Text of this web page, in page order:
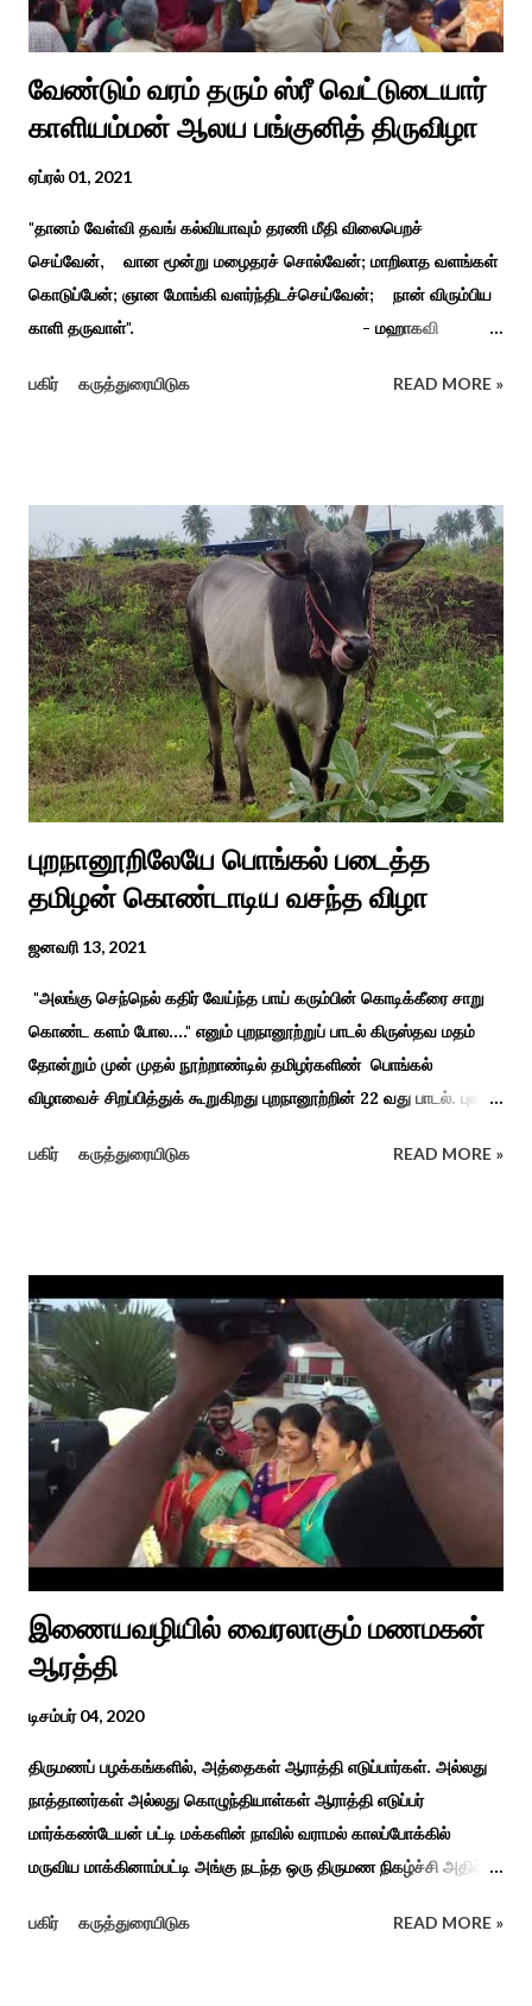
வேண்டும் வரம் தரும் ஸ்ரீ வெட்டுடையார்
காளியம்மன் ஆலய பங்குனித் திருவிழா
ஏப்ரல் 01, 2021
"தானம் வேள்வி தவங் கல்வியாவும் தரணி மீதி விலைபெறச்
செய்வேன், வான மூன்று மழைதரச் சொல்வேன்; மாறிலாத வளங்கள்
கொடுப்பேன்; ஞான மோங்கி வளர்ந்திடச்செய்வேன்; நான் விரும்பிய
காளி தருவாள்". - மஹாகவி
கொல்லங்குடி கிராம பக்தரின் கனவில் அய்யனார் தோன்றி
எடுத்த அய்யனார் என“வெட்டுடைய அய்யனார்“ நாமம் கோவில்
அமைத்து பூஜித்தனர். ஆங்கிலேய கிழக்கிந்திய ஆட்சியில் சிவகங்கை
இரண்டாம் மன்னர் முத்துவடுகநாதத் தேவர் ஆங்கிலேயரை எதிர்க்க
அவர்களால் காளையார் கோவிலில் இரண்டாம் மனைவி கௌரி
நாச்சியாருடன் கொல்லபட்டார். அவரது முதல் மனைவி
வேலுநாச்சியார...
பகிர் கருத்துரையிடுக READ MORE »
புறநானூறிலேயே பொங்கல் படைத்த
தமிழன் கொண்டாடிய வசந்த விழா
ஜனவரி 13, 2021
"அலங்கு செந்நெல் கதிர் வேய்ந்த பாய் கரும்பின் கொடிக்கீரை சாறு
கொண்ட களம் போல...." எனும் புறநானூற்றுப் பாடல் கிருஸ்தவ மதம்
தோன்றும் முன் முதல் நூற்றாண்டில் தமிழர்களிண் பொங்கல்
விழாவைச் சிறப்பித்துக் கூறுகிறது புறநானூற்றின் 22 வது பாடல். புலவர்
பொங்கல் விழாவை விவரிக்கிறார். நற்றிணை, குறுந்தொகை,
சங்க இலக்கியங்களுக்கு பின் காலகட்டத்திலும் 'புதுக்கலத்து எழுந்த
தீம்பால் பொங்கல்' என சிறப்பிக்கும் சீவக சிந்தாமணி. காலங்கள்
தோறும் தமிழர்களின் வாழ்வியல் அங்கமாக உள்ள பொங்கல் விழாவில்
தமிழர்கள் சொந்த பிள்ளைகளைப் போல கால்நடைகளை வளர்த்துப்
போற்றி உடன் விளையாடி மகிழ்வதும் இயற்கையுடன் இணைந்த
இயந்திரம் இல்லாத கால வாழ்க்கை முறையாகும். தொடர்ந்து உற்றார்
உறவுகளைக் கண்டு மகிழும் காணும் பொங்கல் இயற்கை, வாழ்வியல்
முறை, உறவுகள் சார்ந்த உயிர்ப்பான ...
பகிர் கருத்துரையிடுக READ MORE »
இணையவழியில் வைரலாகும் மணமகன்
ஆரத்தி
டிசம்பர் 04, 2020
திருமணப் பழக்கங்களில், அத்தைகள் ஆராத்தி எடுப்பார்கள். அல்லது
நாத்தானர்கள் அல்லது கொழுந்தியாள்கள் ஆராத்தி எடுப்பர்
மார்க்கண்டேயன் பட்டி மக்களின் நாவில் வராமல் காலப்போக்கில்
மருவிய மாக்கினாம்பட்டி அங்கு நடந்த ஒரு திருமண நிகழ்ச்சி அதில்
ஆராத்தியெடுத்த கொழுந்தியாள்கள் பாடிய ஆராத்தி பாட்டு ஒன்று 30
பகிர் கருத்துரையிடுக READ MORE »